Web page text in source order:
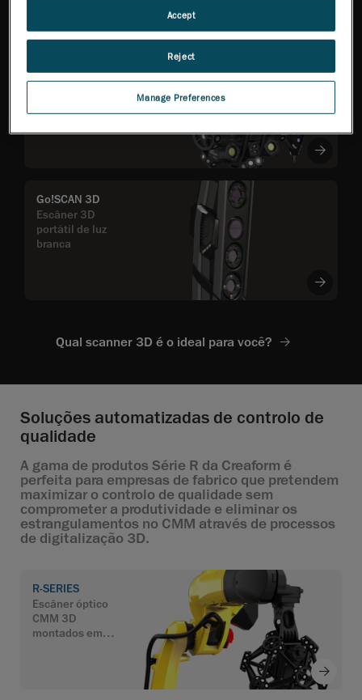
Flexibilidade total na
inspeção, com base em
precisão certificada pela
Go!SCAN 3D
Escâner 3D
portátil de luz
branca
Qual scanner 3D é o ideal para você?
Soluções automatizadas de controlo de
qualidade
A gama de produtos Série R da Creaform é
perfeita para empresas de fabrico que pretendem
maximizar o controlo de qualidade sem
comprometer a produtividade e eliminar os
estrangulamentos no CMM através de processos
de digitalização 3D.
R-SERIES
Escâner óptico
CMM 3D
montados em
Manage Preferences
Reject
Accept